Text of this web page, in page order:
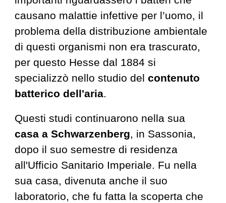
causano malattie infettive per l’uomo, il
problema della distribuzione ambientale
di questi organismi non era trascurato,
per questo Hesse dal 1884 si
specializzò nello studio delcontenuto
batterico dell'aria.
Questi studi continuarono nella sua
casa a Schwarzenberg, in Sassonia,
dopo il suo semestre di residenza
all'Ufficio Sanitario Imperiale. Fu nella
sua casa, divenuta anche il suo
laboratorio, che fu fatta la scoperta che